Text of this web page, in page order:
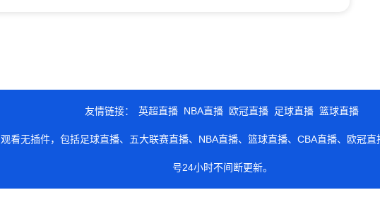
友情链接： 英超直播 NBA直播 欧冠直播 足球直播 篮球直播
看无插件，包括足球直播、五大联赛直播、NBA直播、篮球直播、CBA直播、欧冠
号24小时不间断更新。